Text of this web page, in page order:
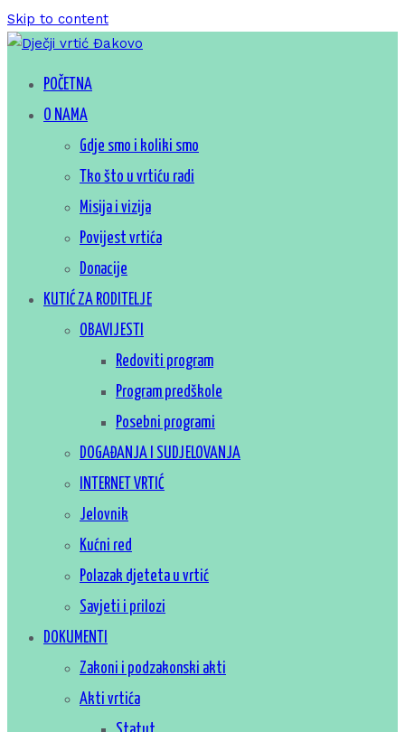
Skip to content
Dječji vrtić Đakovo
Za sretno djetinjstvo
POČETNA
O NAMA
Gdje smo i koliki smo
Tko što u vrtiću radi
Misija i vizija
Povijest vrtića
Donacije
KUTIĆ ZA RODITELJE
OBAVIJESTI
Redoviti program
Program predškole
Posebni programi
DOGAĐANJA I SUDJELOVANJA
INTERNET VRTIĆ
Jelovnik
Kućni red
Polazak djeteta u vrtić
Savjeti i prilozi
DOKUMENTI
Zakoni i podzakonski akti
Akti vrtića